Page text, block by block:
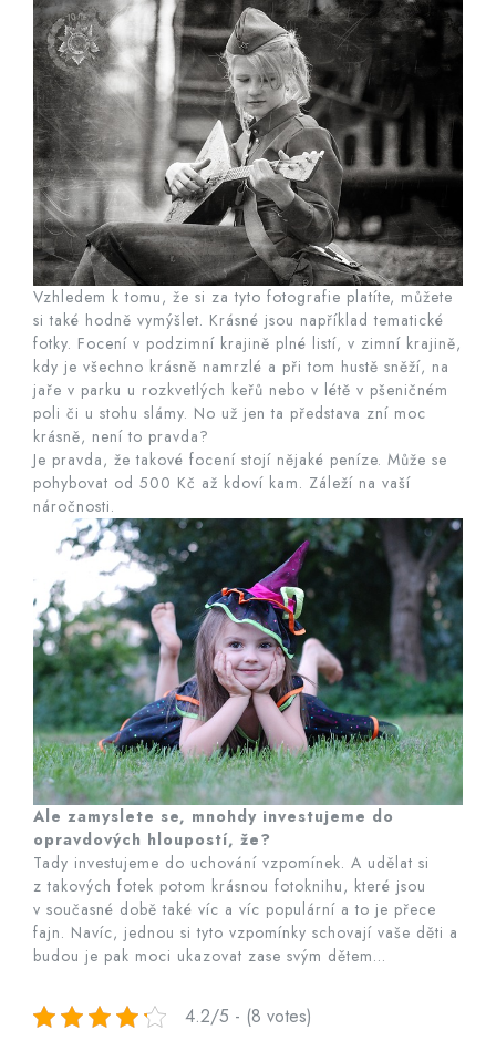
Vzhledem k tomu, že si za tyto fotografie platíte, můžete
si také hodně vymýšlet. Krásné jsou například tematické
fotky. Focení v podzimní krajině plné listí, v zimní krajině,
kdy je všechno krásně namrzlé a při tom hustě sněží, na
jaře v parku u rozkvetlých keřů nebo v létě v pšeničném
poli či u stohu slámy. No už jen ta představa zní moc
krásně, není to pravda?
Je pravda, že takové focení stojí nějaké peníze. Může se
pohybovat od 500 Kč až kdoví kam. Záleží na vaší
náročnosti.
Ale zamyslete se, mnohdy investujeme do
opravdových hloupostí, že?
Tady investujeme do uchování vzpomínek. A udělat si
z takových fotek potom krásnou fotoknihu, které jsou
v současné době také víc a víc populární a to je přece
fajn. Navíc, jednou si tyto vzpomínky schovají vaše děti a
budou je pak moci ukazovat zase svým dětem…
4.2/5 - (8 votes)